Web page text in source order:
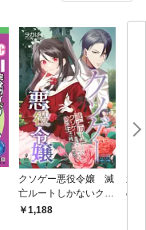
クソゲー悪役令嬢 滅
亡ルートしかないクソ
ゲーに転生したけど、
1,188
新
の